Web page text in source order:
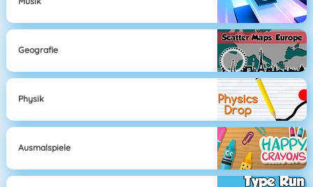
Geografie
Physik
Ausmalspiele